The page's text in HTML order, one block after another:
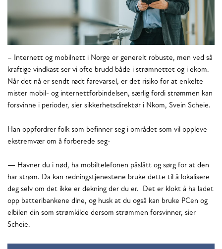
– Internett og mobilnett i Norge er generelt robuste, men ved så
kraftige vindkast ser vi ofte brudd både i strømnettet og i ekom.
Når det nå er sendt rødt farevarsel, er det risiko for at enkelte
mister mobil- og internettforbindelsen, særlig fordi strømmen kan
forsvinne i perioder, sier sikkerhetsdirektør i Nkom, Svein Scheie.
Han oppfordrer folk som befinner seg i området som vil oppleve
ekstremvær om å forberede seg-
— Havner du i nød, ha mobiltelefonen påslått og sørg for at den
har strøm. Da kan redningstjenestene bruke dette til å lokalisere
deg selv om det ikke er dekning der du er. Det er klokt å ha ladet
opp batteribankene dine, og husk at du også kan bruke PCen og
elbilen din som strømkilde dersom strømmen forsvinner, sier
Scheie.